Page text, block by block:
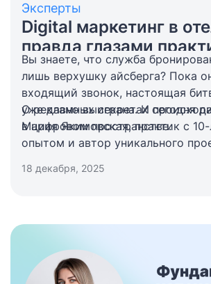
Эксперты
Digital маркетинг в
правда глазами
Вы знаете, что служба
лишь верхушку айсберга? Пока
входящий звонок, настоящая
уже давно выиграна. И
в цифровом пространстве.
О рекламных секретах сегодня
Мария Якимовская, практик с
опытом и автор уникального
продажи, сервис», включающего
18 декабря, 2025